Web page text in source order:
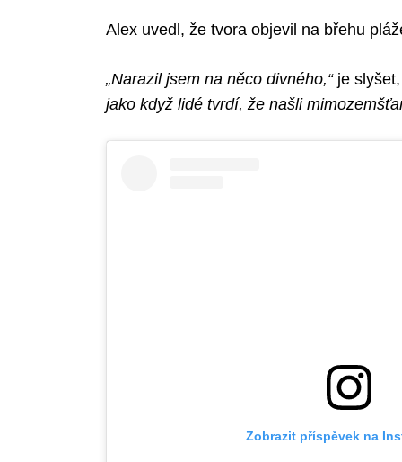
Alex uvedl, že tvora objevil na břehu
„Narazil jsem na něco divného,“ je
jako když lidé tvrdí, že našli
Zobrazit příspěvek na